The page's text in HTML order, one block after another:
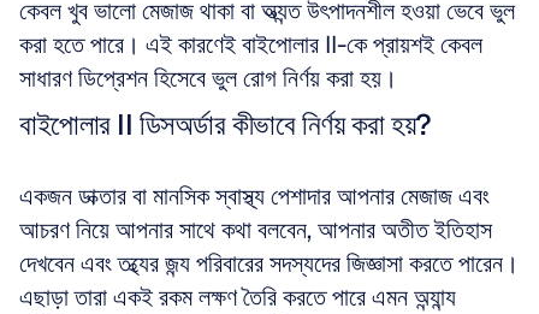
কেবল খুব ভালো মেজাজ থাকা বা অত্যন্ত উৎপাদনশীল হওয়া ভেবে ভুল
করা হতে পারে। এই কারণেই বাইপোলার II-কে প্রায়শই কেবল
সাধারণ ডিপ্রেশন হিসেবে ভুল রোগ নির্ণয় করা হয়।
বাইপোলার II ডিসঅর্ডার কীভাবে নির্ণয় করা হয়?
একজন ডাক্তার বা মানসিক স্বাস্থ্য পেশাদার আপনার মেজাজ এবং
আচরণ নিয়ে আপনার সাথে কথা বলবেন, আপনার অতীত ইতিহাস
দেখবেন এবং তথ্যের জন্য পরিবারের সদস্যদের জিজ্ঞাসা করতে পারেন।
এছাড়া তারা একই রকম লক্ষণ তৈরি করতে পারে এমন অন্যান্য